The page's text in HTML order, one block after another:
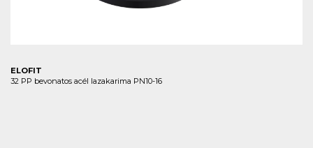
ELOFIT
32 PP bevonatos acél lazakarima PN10-16